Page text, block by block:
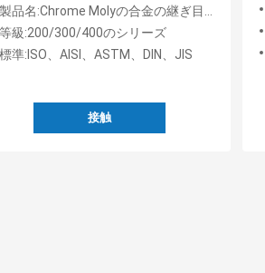
製品名:Chrome Molyの合金の継ぎ目が無い鋼鉄管
等級:200/300/400のシリーズ
標準:ISO、AISI、ASTM、DIN、JIS
接触